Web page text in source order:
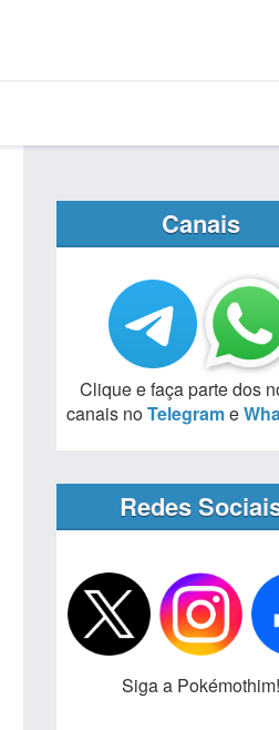
Canais
Clique e faça parte dos
canais noTelegrame
Redes
Siga a Pokémothim!